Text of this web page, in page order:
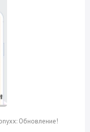
Обновление!